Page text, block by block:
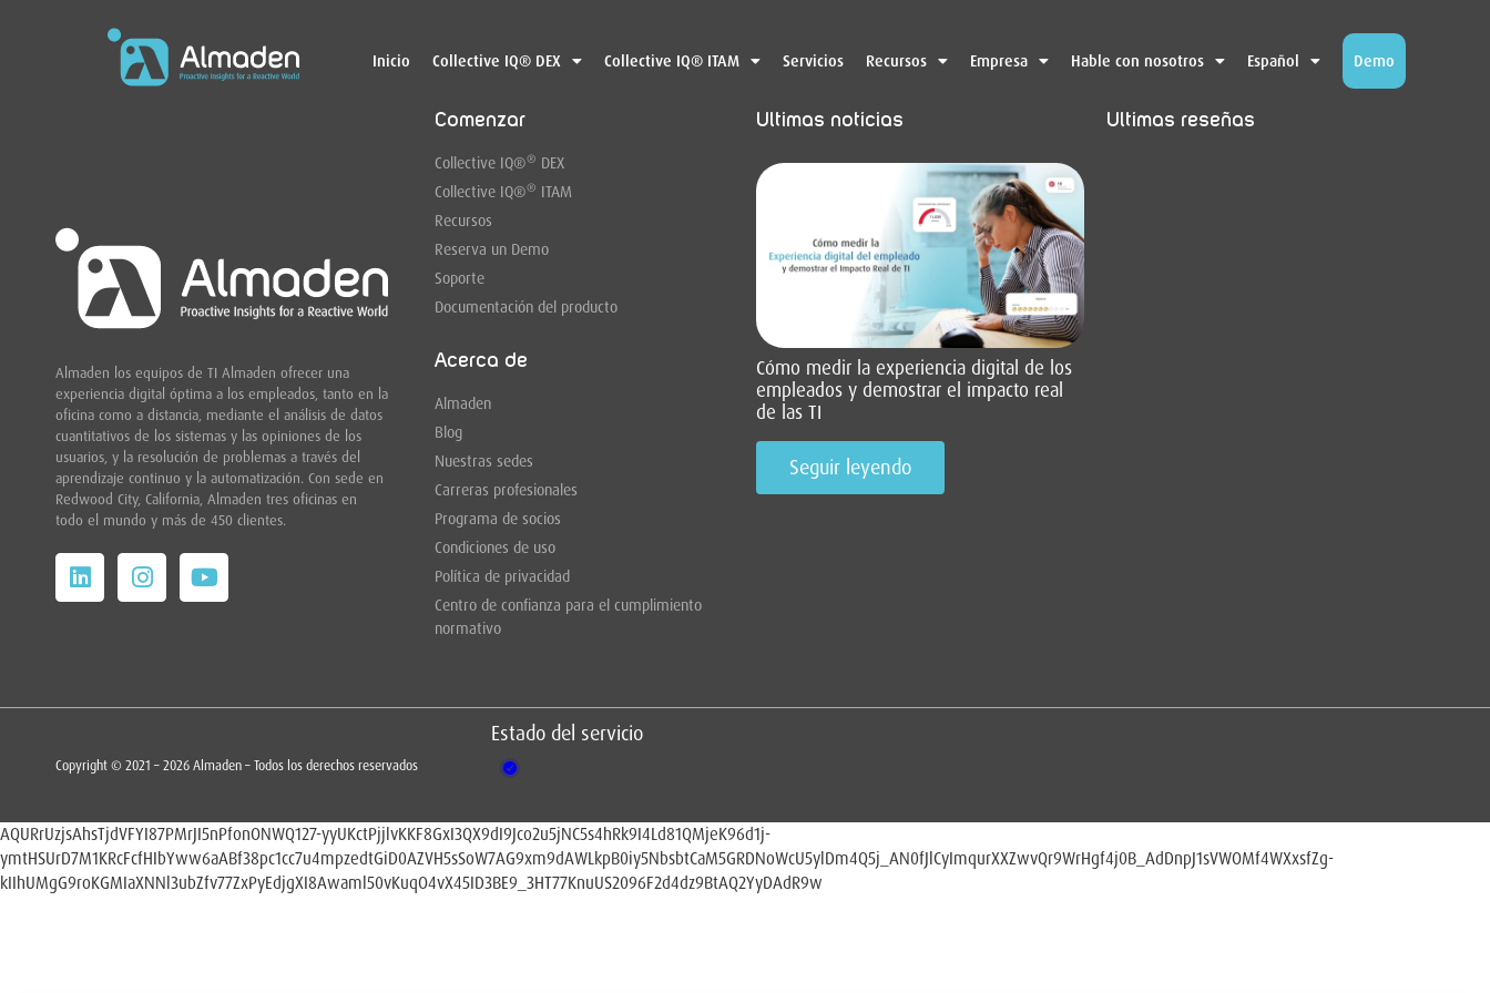
Inicio Collective IQ® DEX Collective IQ® ITAM Servicios Recursos Empresa Hable con nosotros Español Demo
Almaden los equipos de TI Almaden ofrecer una
experiencia digital óptima a los empleados, tanto en la
oficina como a distancia, mediante el análisis de datos
cuantitativos de los sistemas y las opiniones de los
usuarios, y la resolución de problemas a través del
aprendizaje continuo y la automatización. Con sede en
Redwood City, California, Almaden tres oficinas en
todo el mundo y más de 450 clientes.
Comenzar
Collective IQ®® DEX
Collective IQ®® ITAM
Recursos
Reserva un Demo
Soporte
Documentación del producto
Acerca de
Almaden
Blog
Nuestras sedes
Carreras profesionales
Programa de socios
Condiciones de uso
Política de privacidad
Centro de confianza para el cumplimiento
normativo
Últimas noticias
Cómo medir la experiencia digital de los
empleados y demostrar el impacto real
de las TI
Seguir leyendo
Últimas reseñas
Copyright © 2021 – 2026 Almaden – Todos los derechos reservados
Estado del servicio
AQURrUzjsAhsTjdVFYI87PMrJI5nPfonONWQ127-yyUKctPjjlvKKF8GxI3QX9dI9Jco2u5jNC5s4hRk9I4Ld81QMjeK96d1j-
ymtHSUrD7M1KRcFcfHIbYww6aABf38pc1cc7u4mpzedtGiD0AZVH5sSoW7AG9xm9dAWLkpB0iy5NbsbtCaM5GRDNoWcU5ylDm4Q5j_AN0fJlCyImqurXXZwvQr9WrHgf4j0B_AdDnpJ1sVWOMf4WXxsfZg-
kIIhUMgG9roKGMIaXNNl3ubZfv77ZxPyEdjgXI8Awaml50vKuqO4vX45ID3BE9_3HT77KnuUS2096F2d4dz9BtAQ2YyDAdR9w